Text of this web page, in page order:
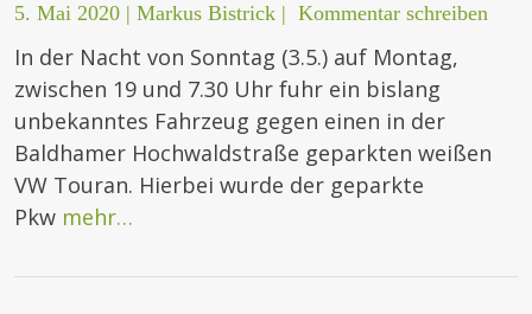
5. Mai 2020 | Markus Bistrick | Kommentar schreiben
In der Nacht von Sonntag (3.5.) auf Montag,
zwischen 19 und 7.30 Uhr fuhr ein bislang
unbekanntes Fahrzeug gegen einen in der
Baldhamer Hochwaldstraße geparkten weißen
VW Touran. Hierbei wurde der geparkte
Pkw mehr…